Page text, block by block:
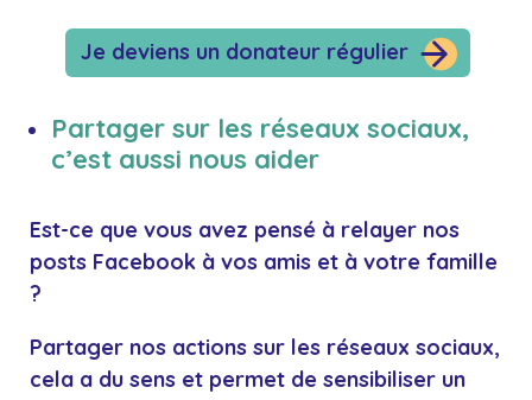
Je deviens un donateur régulier
Partager sur les réseaux sociaux,
c’est aussi nous aider
Est-ce que vous avez pensé à relayer nos
posts Facebook à vos amis et à votre famille
?
Partager nos actions sur les réseaux sociaux,
cela a du sens et permet desensibiliser un